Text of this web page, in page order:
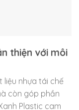
thiện với môi
nhựa tái chế
còn góp phần
Plastic cam